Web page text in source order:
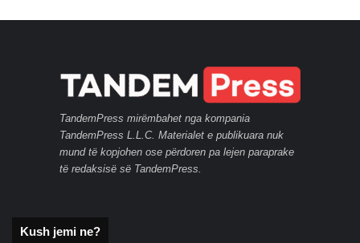
TandemPress mirëmbahet nga kompania
TandemPress L.L.C. Materialet e publikuara nuk
mund të kopjohen ose përdoren pa lejen paraprake
të redaksisë së TandemPress.
Kush jemi ne?